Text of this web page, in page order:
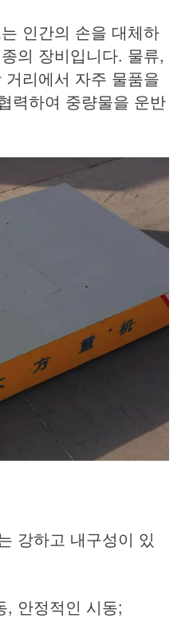
인간의 손을 대체하
의 장비입니다. 물류,
리에서 자주 물품을
력하여 중량물을 운반
강하고 내구성이 있
, 안정적인 시동;